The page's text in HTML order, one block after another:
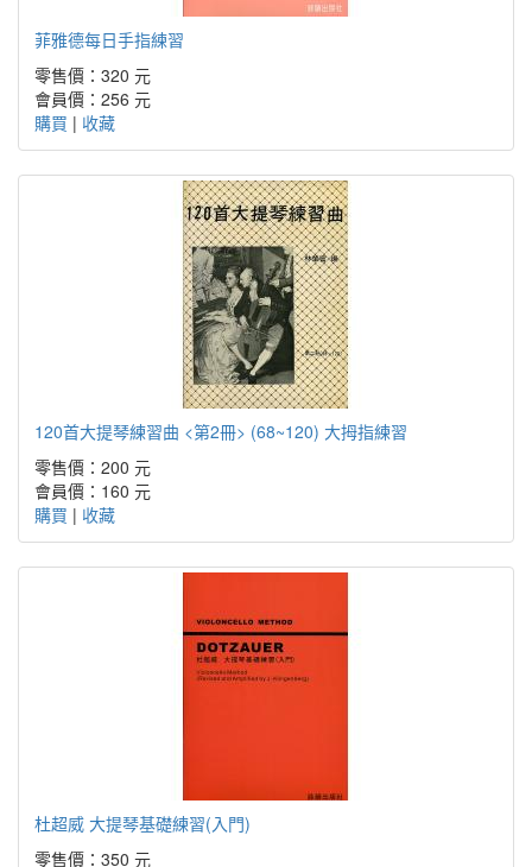
菲雅德每日手指練習
零售價：320 元
會員價：256 元
購買 | 收藏
120首大提琴練習曲 <第2冊> (68~120) 大拇指練習
零售價：200 元
會員價：160 元
購買 | 收藏
杜超威 大提琴基礎練習(入門)
零售價：350 元